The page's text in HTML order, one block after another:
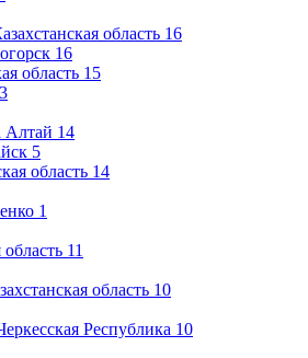
область 16
16
область 15
Алтай 14
5
область 14
1
11
область 10
Республика 10